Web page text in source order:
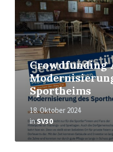
Crowdfunding
Sportheims
18. Oktober 2024
inSV30